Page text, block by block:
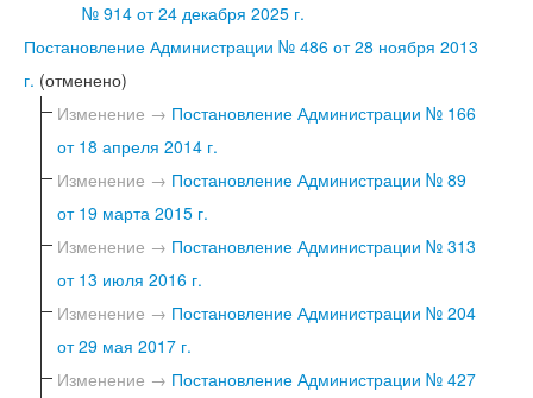
№ 914 от 24 декабря 2025 г.
Постановление Администрации № 486 от 28 ноября 2013
г. (отменено)
Изменение → Постановление Администрации № 166
от 18 апреля 2014 г.
Изменение → Постановление Администрации № 89
от 19 марта 2015 г.
Изменение → Постановление Администрации № 313
от 13 июля 2016 г.
Изменение → Постановление Администрации № 204
от 29 мая 2017 г.
Изменение → Постановление Администрации № 427